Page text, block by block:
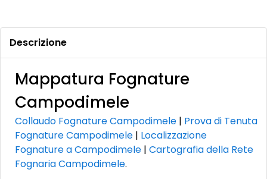
Descrizione
Mappatura Fognature
Campodimele
Collaudo Fognature Campodimele | Prova di Tenuta
Fognature Campodimele | Localizzazione
Fognature a Campodimele | Cartografia della Rete
Fognaria Campodimele.